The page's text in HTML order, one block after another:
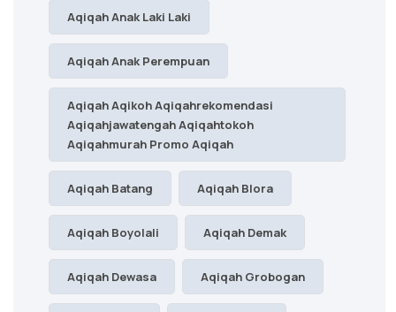
Aqiqah Anak Laki Laki
Aqiqah Anak Perempuan
Aqiqah Aqikoh Aqiqahrekomendasi
Aqiqahjawatengah Aqiqahtokoh
Aqiqahmurah Promo Aqiqah
Aqiqah Batang Aqiqah Blora
Aqiqah Boyolali Aqiqah Demak
Aqiqah Dewasa Aqiqah Grobogan